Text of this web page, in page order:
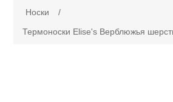
Каталог
Носки
/
Термоноски Elise's Верблюжья